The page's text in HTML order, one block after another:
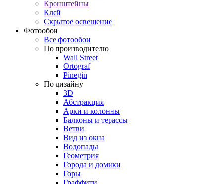
Кронштейны
Клей
Скрытое освещение
Фотообои
Все фотообои
По производителю
Wall Street
Ortograf
Pinegin
По дизайну
3D
Абстракция
Арки и колонны
Балконы и терассы
Ветви
Вид из окна
Водопады
Геометрия
Города и домики
Горы
Граффити